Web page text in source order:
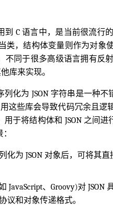
到 C 语言中，是当前很流行
类，结构体变量则作为对象
不同于很多高级语言拥有反
库来实现。
化为 JSON 字符串是一种
这些库会导致代码冗余且逻
于将结构体和 JSON 之间
化为 JSON 对象后，可将其
、Groovy)对 JSON
议和对象传递格式。